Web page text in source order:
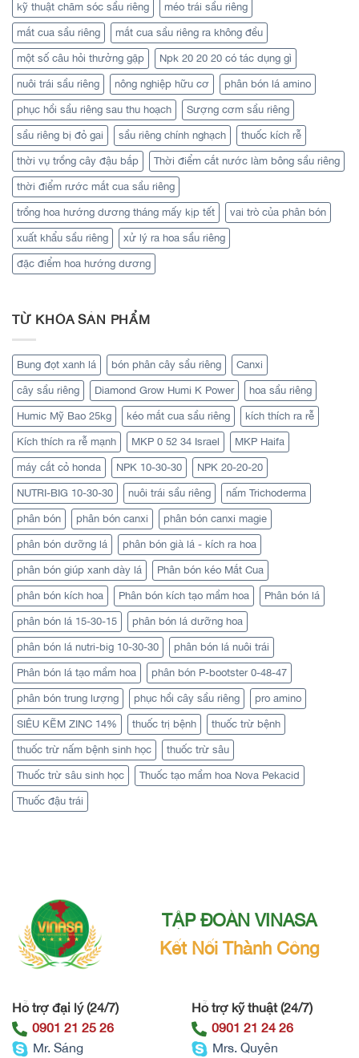
kỹ thuật chăm sóc sầu riêng méo trái sầu riêng
mắt cua sầu riêng mắt cua sầu riêng ra không đều
một số câu hỏi thưởng gặp Npk 20 20 20 có tác dụng gì
nuôi trái sầu riêng nông nghiệp hữu cơ phân bón lá amino
phục hồi sầu riêng sau thu hoạch Sượng cơm sầu riêng
sầu riêng bị đỏ gai sầu riêng chính nghạch thuốc kích rễ
thời vụ trồng cây đậu bắp Thời điểm cắt nước làm bông sầu riêng
thời điểm rước mắt cua sầu riêng
trồng hoa hướng dương tháng mấy kịp tết vai trò của phân bón
xuất khẩu sầu riêng xử lý ra hoa sầu riêng
đặc điểm hoa hướng dương
TỪ KHÓA SẢN PHẨM
Bung đọt xanh lá bón phân cây sầu riêng Canxi
cây sầu riêng Diamond Grow Humi K Power hoa sầu riêng
Humic Mỹ Bao 25kg kéo mắt cua sầu riêng kích thích ra rễ
Kích thích ra rễ mạnh MKP 0 52 34 Israel MKP Haifa
máy cắt cỏ honda NPK 10-30-30 NPK 20-20-20
NUTRI-BIG 10-30-30 nuôi trái sầu riêng nấm Trichoderma
phân bón phân bón canxi phân bón canxi magie
phân bón dưỡng lá phân bón già lá - kích ra hoa
phân bón giúp xanh dày lá Phân bón kéo Mắt Cua
phân bón kích hoa Phân bón kích tạo mầm hoa Phân bón lá
phân bón lá 15-30-15 phân bón lá dưỡng hoa
phân bón lá nutri-big 10-30-30 phân bón lá nuôi trái
Phân bón lá tạo mầm hoa phân bón P-bootster 0-48-47
phân bón trung lượng phục hồi cây sầu riêng pro amino
SIÊU KẼM ZINC 14% thuốc trị bệnh thuốc trừ bệnh
thuốc trừ nấm bệnh sinh học thuốc trừ sâu
Thuốc trừ sâu sinh học Thuốc tạo mầm hoa Nova Pekacid
Thuốc đậu trái
TẬP ĐOÀN VINASA
Kết Nối Thành Công
Hỗ trợ đại lý (24/7)
0901 21 25 26
Mr. Sáng
Hỗ trợ kỹ thuật (24/7)
0901 21 24 26
Mrs. Quyên